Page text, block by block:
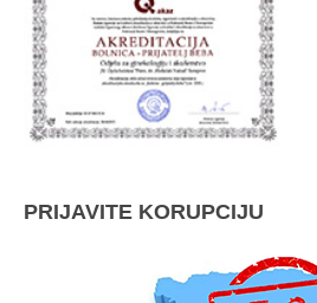
PRIJAVITE KORUPCIJU